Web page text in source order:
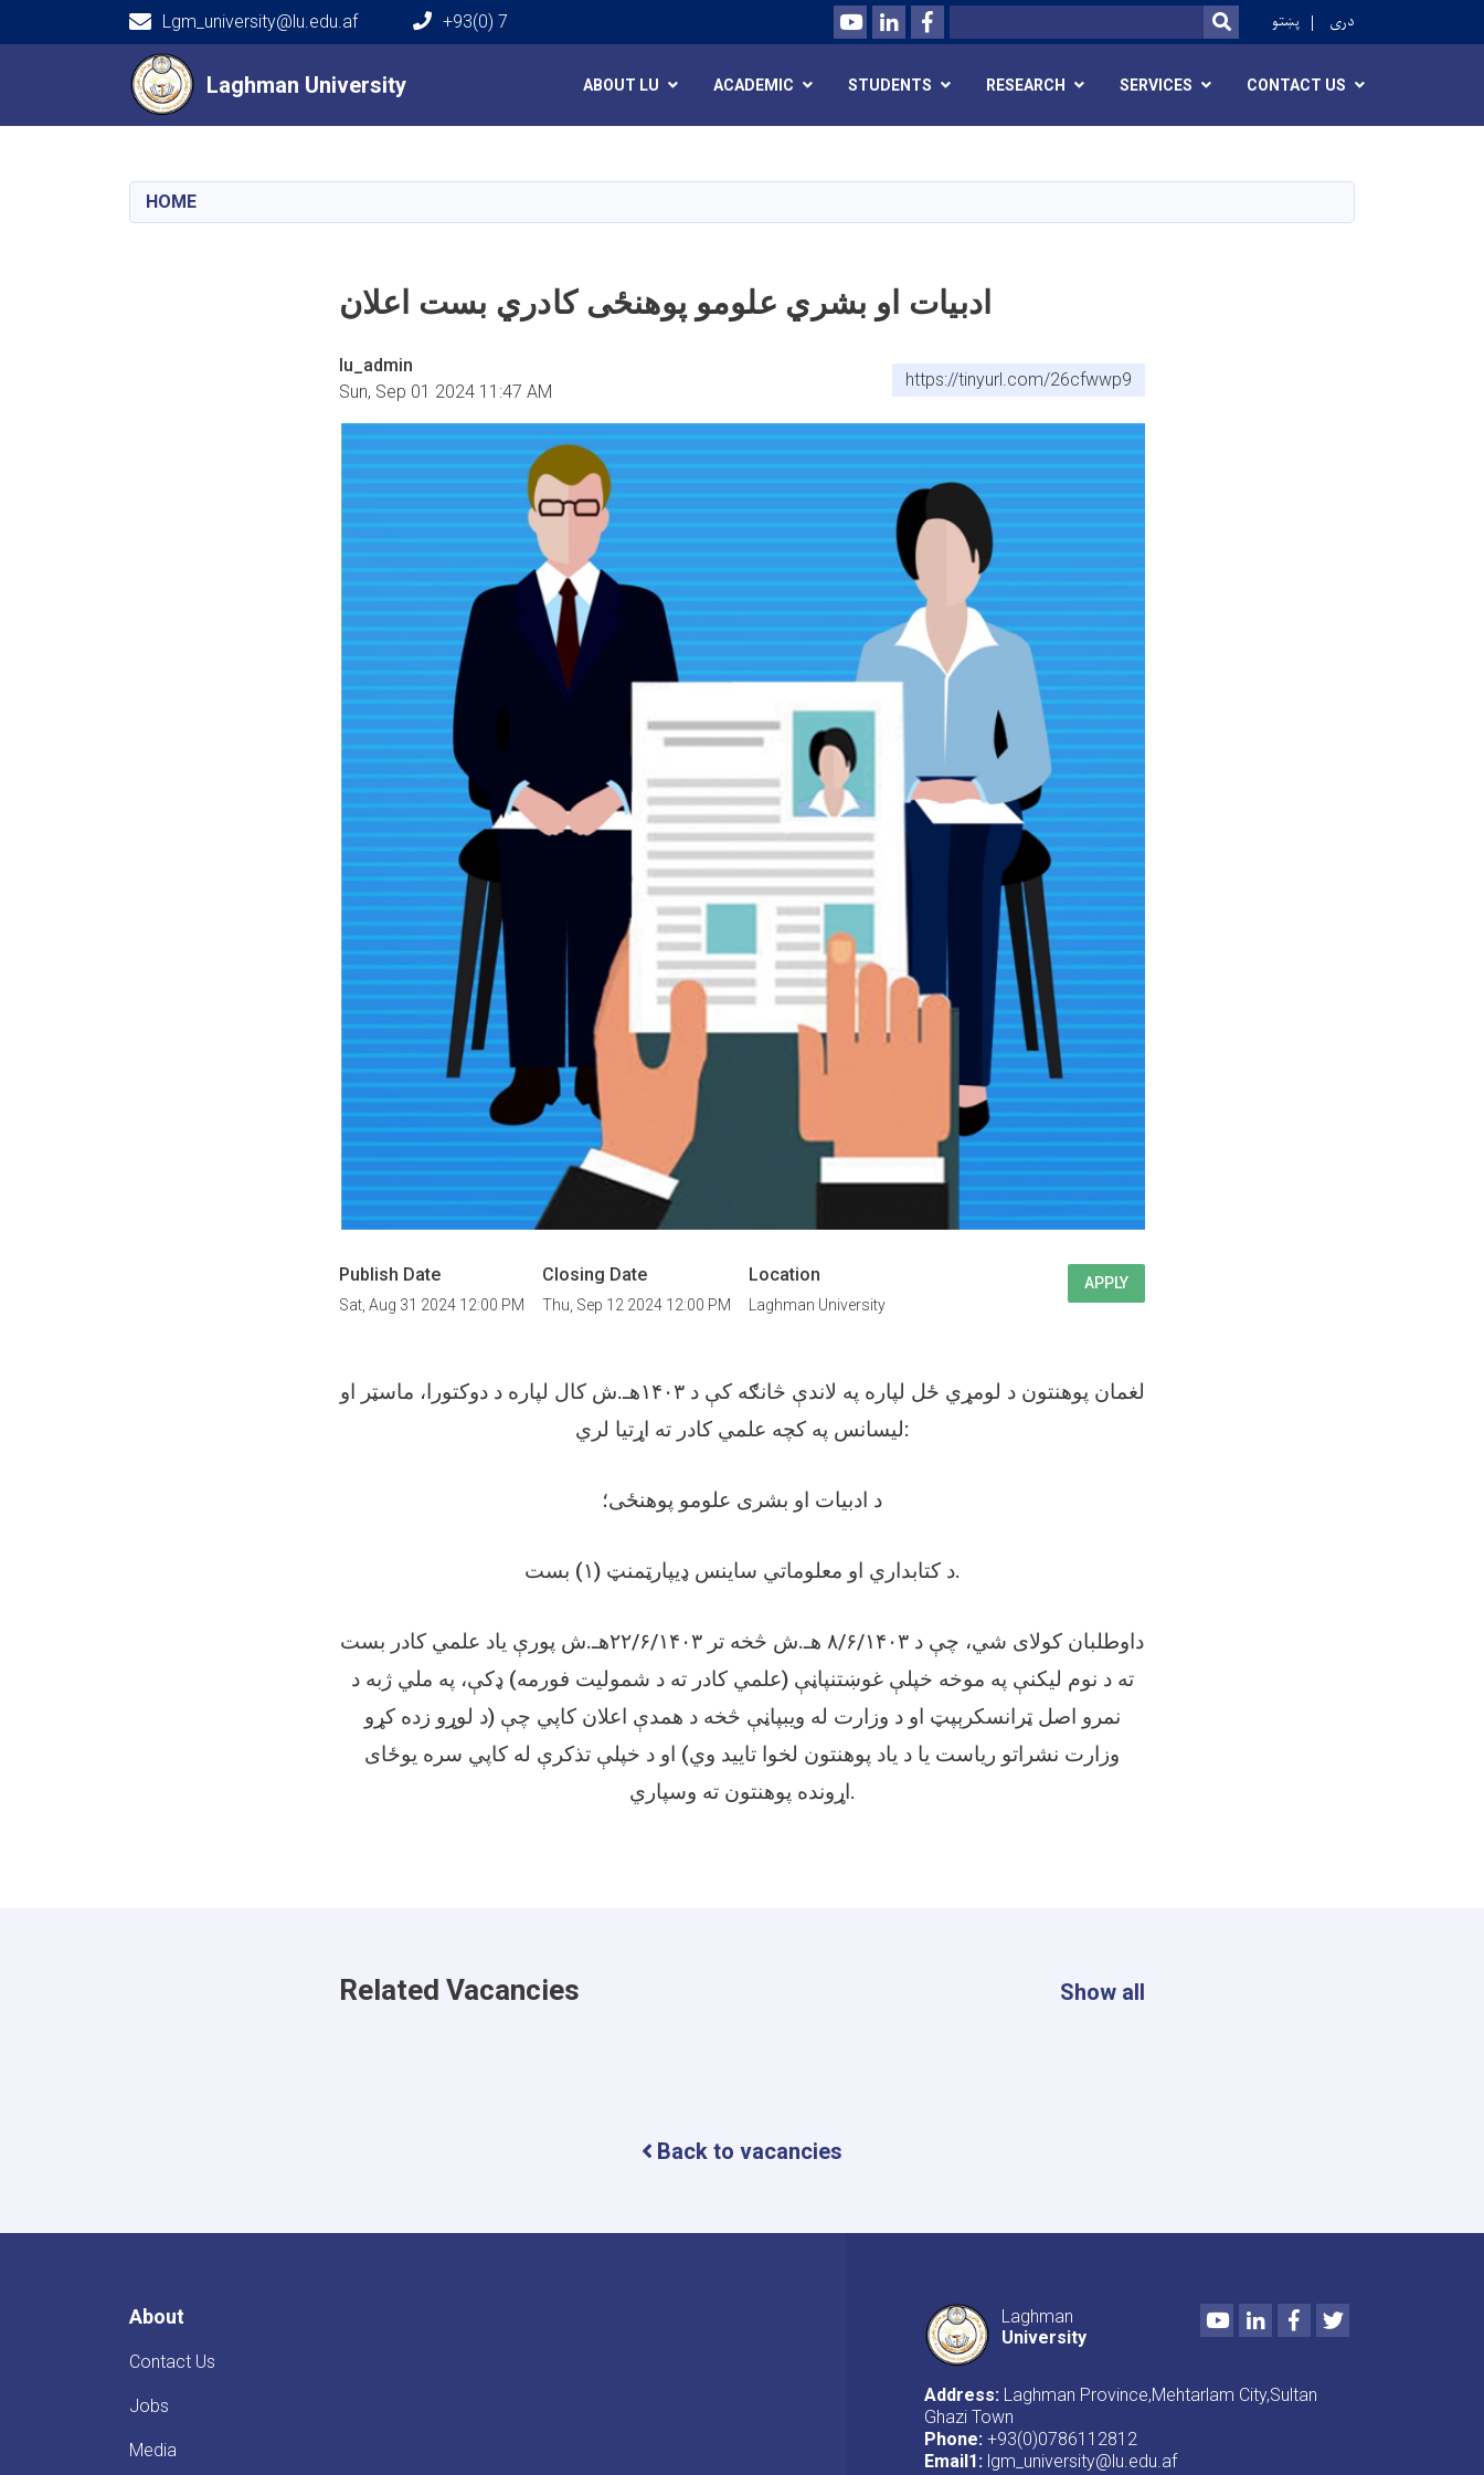
content
Laghman University
Lgm_university@lu.edu.af +93(0) 7 YoutubeLinkedInFacebook
Search SEARCH
پښتو دری
Main navigation
Laghman University ABOUT LU ACADEMIC STUDENTS RESEARCH SERVICES CONTACT US
HOME
ادبیات او بشري علومو پوهنځی کادري بست اعلان
lu_admin
Sun, Sep 01 2024 11:47 AM
https://tinyurl.com/26cfwwp9
Publish Date
Sat, Aug 31 2024 12:00 PM
Closing Date
Thu, Sep 12 2024 12:00 PM
Location
Laghman University
APPLY
لغمان پوهنتون د لومړي ځل لپاره په لاندې څانګه کې د ۱۴۰۳هـ.ش کال لپاره د دوکتورا، ماسټر او
لیسانس په کچه علمي کادر ته اړتیا لري:
د ادبیات او بشری علومو پوهنځی؛
د کتابداري او معلوماتي ساینس ډیپارټمنټ (۱) بست.
داوطلبان کولای شي، چې د ۸/۶/۱۴۰۳ هـ.ش څخه تر ۲۲/۶/۱۴۰۳هـ.ش پورې یاد علمي کادر بست
ته د نوم لیکنې په موخه خپلې غوښتنپاڼې (علمي کادر ته د شمولیت فورمه) ډکې، په ملي ژبه د
نمرو اصل ټرانسکرېپټ او د وزارت له ویبپاڼې څخه د همدې اعلان کاپي چې (د لوړو زده کړو
وزارت نشراتو ریاست یا د یاد پوهنتون لخوا تایید وي) او د خپلې تذکرې له کاپي سره یوځای
اړونده پوهنتون ته وسپاري.
Related Vacancies Show all
Back to vacancies
About
Contact Us
Jobs
Media
Laghman
University
YoutubeLinkedInFacebook
Twitter
Address: Laghman Province,Mehtarlam City,Sultan
Ghazi Town
Phone: +93(0)0786112812
Email1: lgm_university@lu.edu.af